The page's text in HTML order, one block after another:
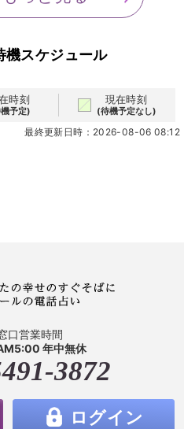
機スケジュール
時刻
予定)
現在時刻
(待機予定なし)
最終更新日時：2026-08-06 08:12
口営業時間
年中無休
3872
ログイン